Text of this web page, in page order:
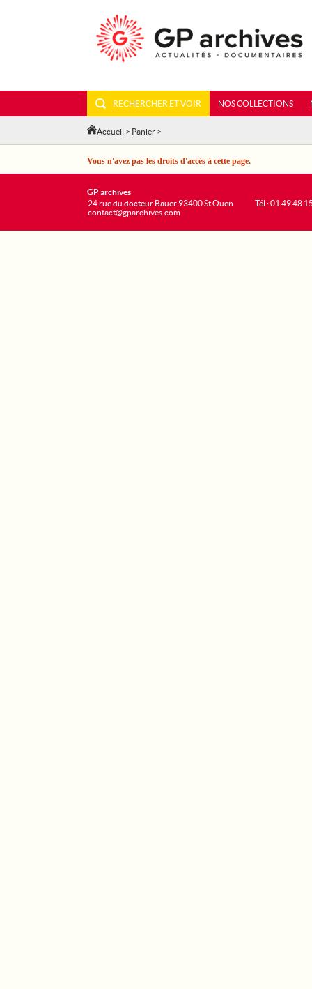
RECHERCHER ET VOIR NOS COLLECTIONS
Accueil > Panier >
Vous n'avez pas les droits d'accès à cette page.
GP archives
24 rue du docteur Bauer 93400 St Ouen
contact@gparchives.com
Tél : 01 49 48